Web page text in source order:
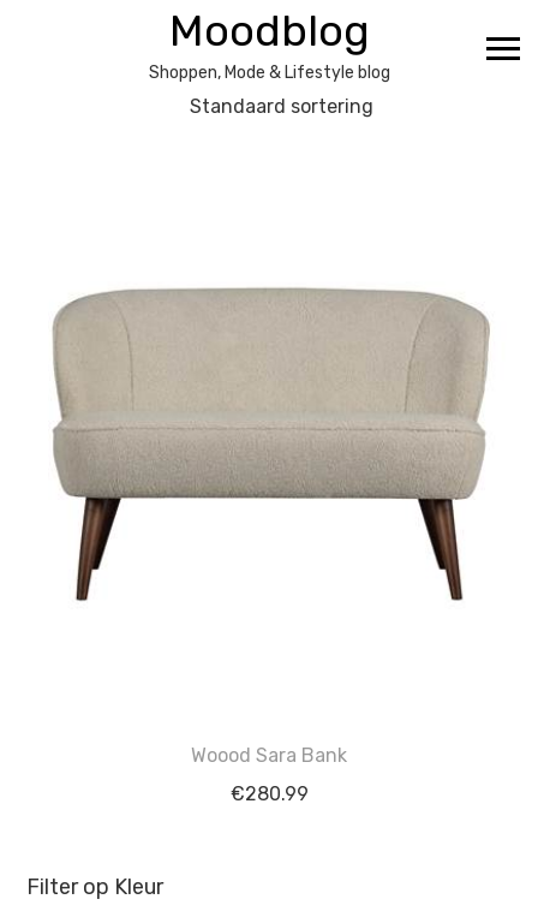
Moodblog
Shoppen, Mode & Lifestyle blog
Woood Sara Bank
€280.99
Filter op Kleur